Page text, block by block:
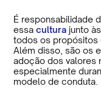
É responsabilidade
essacultura junto
todos os propósitos
Além disso, são os
adoção dos valores
especialmente
modelo de conduta.